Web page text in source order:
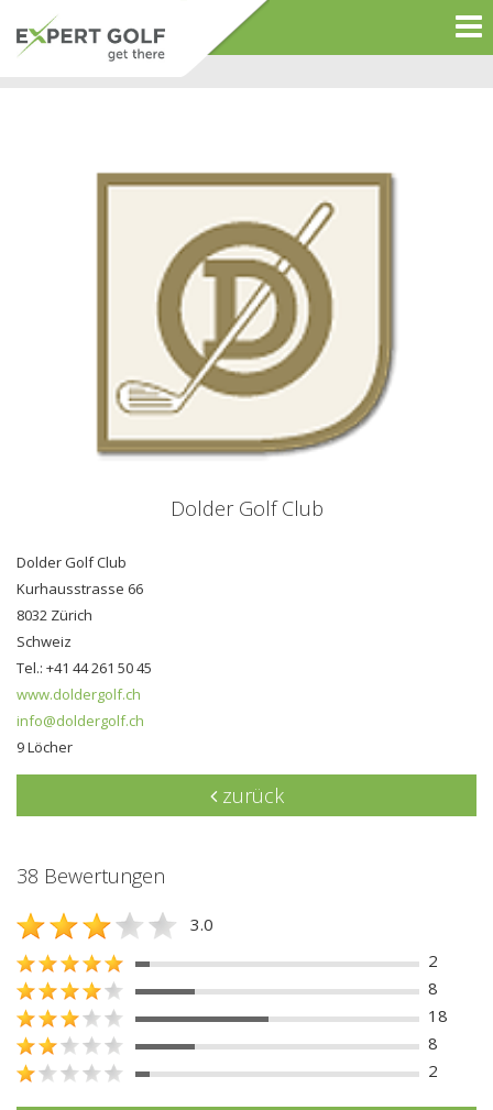
Dolder Golf Club
Dolder Golf Club
Kurhausstrasse 66
8032 Zürich
Schweiz
Tel.: +41 44 261 50 45
www.doldergolf.ch
info@doldergolf.ch
9 Löcher
zurück
38 Bewertungen
3.0
2
8
18
8
2